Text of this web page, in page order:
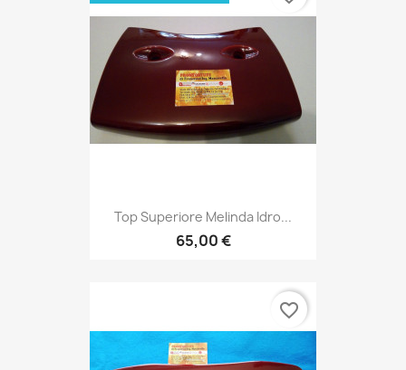
Top Superiore Melinda Idro...
65,00 €
favorite_border